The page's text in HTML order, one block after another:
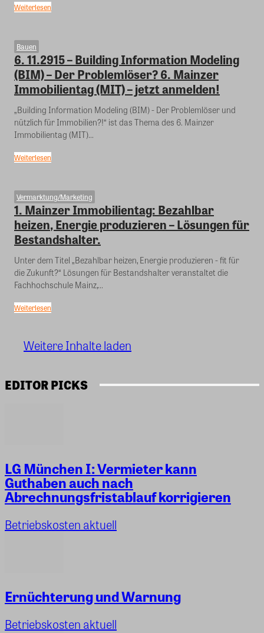
Weiterlesen
Bauen
6. 11.2915 – Building Information Modeling
(BIM) – Der Problemlöser? 6. Mainzer
Immobilientag (MIT) – jetzt anmelden!
„Building Information Modeling (BIM) - Der Problemlöser und
nützlich für Immobilien?!“ ist das Thema des 6. Mainzer
Immobilientag (MIT)...
Weiterlesen
Vermarktung/Marketing
1. Mainzer Immobilientag: Bezahlbar
heizen, Energie produzieren – Lösungen für
Bestandshalter.
Unter dem Titel „Bezahlbar heizen, Energie produzieren - fit für
die Zukunft?“ Lösungen für Bestandshalter veranstaltet die
Fachhochschule Mainz,...
Weiterlesen
Weitere Inhalte laden
EDITOR PICKS
LG München I: Vermieter kann
Guthaben auch nach
Abrechnungsfristablauf korrigieren
Betriebskosten aktuell
Ernüchterung und Warnung
Betriebskosten aktuell